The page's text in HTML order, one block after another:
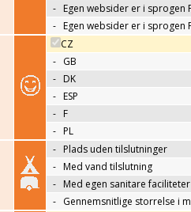
- Egen websider er i sprogen
- Egen websider er i sprogen
CZ
- GB
- DK
- ESP
- F
- PL
- Plads uden tilslutninger
- Med vand tilslutning
- Med egen sanitare faciliteter
- Gennemsnitlige storrelse i